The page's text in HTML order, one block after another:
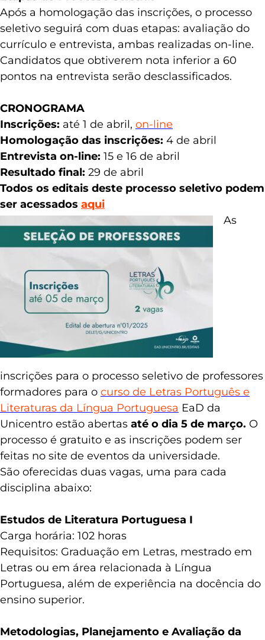
Após a homologação das inscrições, o processo
seletivo seguirá com duas etapas: avaliação do
currículo e entrevista, ambas realizadas on-line.
Candidatos que obtiverem nota inferior a 60
pontos na entrevista serão desclassificados.
CRONOGRAMA
Inscrições: até 1 de abril, on-line
Homologação das inscrições: 4 de abril
Entrevista on-line: 15 e 16 de abril
Resultado final: 29 de abril
Todos os editais deste processo seletivo podem
ser acessados aqui
As
inscrições para o processo seletivo de professores
formadores para o curso de Letras Português e
Literaturas da Língua Portuguesa EaD da
Unicentro estão abertas até o dia 5 de março. O
processo é gratuito e as inscrições podem ser
feitas no site de eventos da universidade.
São oferecidas duas vagas, uma para cada
disciplina abaixo:
Estudos de Literatura Portuguesa I
Carga horária: 102 horas
Requisitos: Graduação em Letras, mestrado em
Letras ou em área relacionada à Língua
Portuguesa, além de experiência na docência do
ensino superior.
Metodologias, Planejamento e Avaliação da